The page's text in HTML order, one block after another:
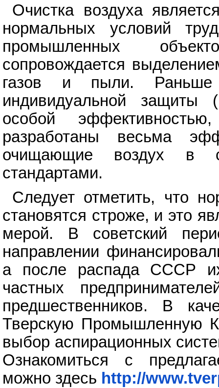
Очистка воздуха
нормальных условий
промышленных
сопровождается
газов и пыли. Раньше
индивидуальной защиты
особой
разработаны весьма
очищающие воздух в
стандартами.
Следует отметить, что
становятся строже, и это
мерой. В советский
направлении
а после распада СССР
частных
предшественников. В
Тверскую Промышленную
выбор аспирационных
Ознакомиться с
можно здесь http://